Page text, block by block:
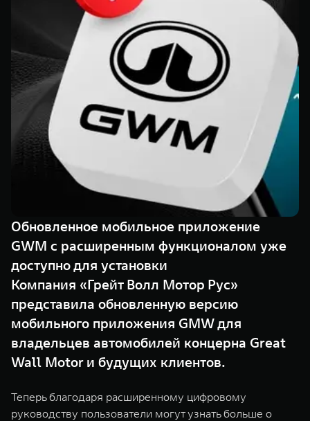
TANK 500
Веди за собой
от 6 499 000 ₽
TANK 700
Сила
от 10
WEY 07
Расширяя границы комфорта
от 6 149 000 ₽
Эстетика
ПОКУПКА АВТОМОБИЛЯ
TANK Финансы
Корпоративным клиентам
TANK ФИНАНСЫ
TANK Кредит
TANK Лизинг
TANK Страхование
Специальные предложения
Моторные масла
ЦИФРОВЫЕ СЕРВИСЫ TANK
Цифровые сервисы TANK
Подписки
Обновленное мобильное приложение
GWM с расширенным функционалом уже
доступно для установки
Компания «Грейт Волл Мотор Рус»
представила обновленную версию
мобильного приложения GMW для
владельцев автомобилей концерна Great
Wall Motor и будущих клиентов.
Теперь благодаря расширенному цифровому
руководству пользователи могут узнать больше о